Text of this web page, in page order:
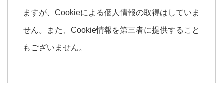
ますが、Cookieによる個人情報の取得はしていま
せん。また、Cookie情報を第三者に提供すること
もございません。